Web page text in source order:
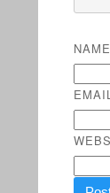
NAME